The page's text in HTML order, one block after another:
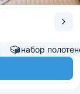
набор